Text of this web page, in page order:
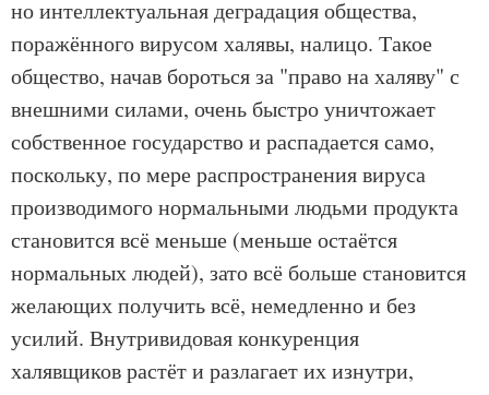
но интеллектуальная деградация общества,
поражённого вирусом халявы, налицо. Такое
общество, начав бороться за "право на халяву" с
внешними силами, очень быстро уничтожает
собственное государство и распадается само,
поскольку, по мере распространения вируса
производимого нормальными людьми продукта
становится всё меньше (меньше остаётся
нормальных людей), зато всё больше становится
желающих получить всё, немедленно и без
усилий. Внутривидовая конкуренция
халявщиков растёт и разлагает их изнутри,